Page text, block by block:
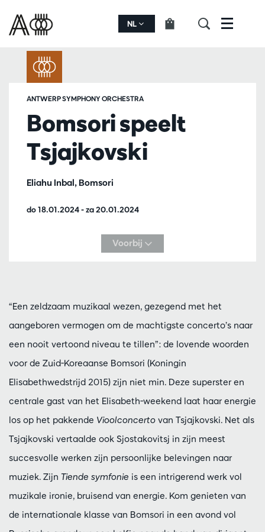
NL Menu
Bomsori speelt
Tsjajkovski
Eliahu Inbal, Bomsori
ANTWERP SYMPHONY ORCHESTRA
do 18.01.2024-za 20.01.2024
Voorbij
“Een zeldzaam muzikaal wezen, gezegend met het
aangeboren vermogen om de machtigste concerto’s naar
een nooit vertoond niveau te tillen”: de lovende woorden
voor de Zuid-Koreaanse Bomsori (Koningin
Elisabethwedstrijd 2015) zijn niet min. Deze superster en
centrale gast van het Elisabeth-weekend laat haar energie
los op het pakkende Vioolconcerto van Tsjajkovski. Net als
Tsjajkovski vertaalde ook Sjostakovitsj in zijn meest
succesvolle werken zijn persoonlijke belevingen naar
muziek. Zijn Tiende symfonie is een intrigerend werk vol
muzikale ironie, bruisend van energie. Kom genieten van
de internationale klasse van Bomsori in een avond vol